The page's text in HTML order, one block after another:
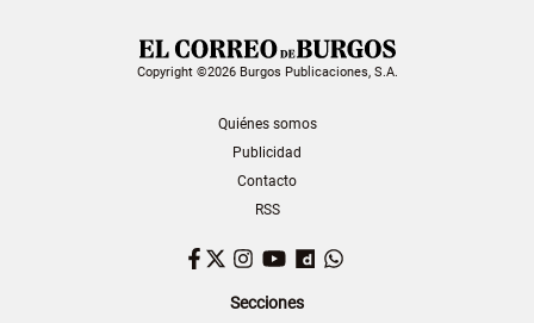
Copyright ©2026 Burgos Publicaciones, S.A.
Quiénes somos
Publicidad
Contacto
RSS
Facebook
TwitterInstagram
YouTubeDailymotion
Secciones